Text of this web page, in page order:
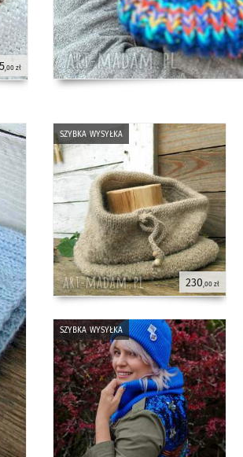
,00 zł
szybka wysyłka
230,00 zł
szybka wysyłka